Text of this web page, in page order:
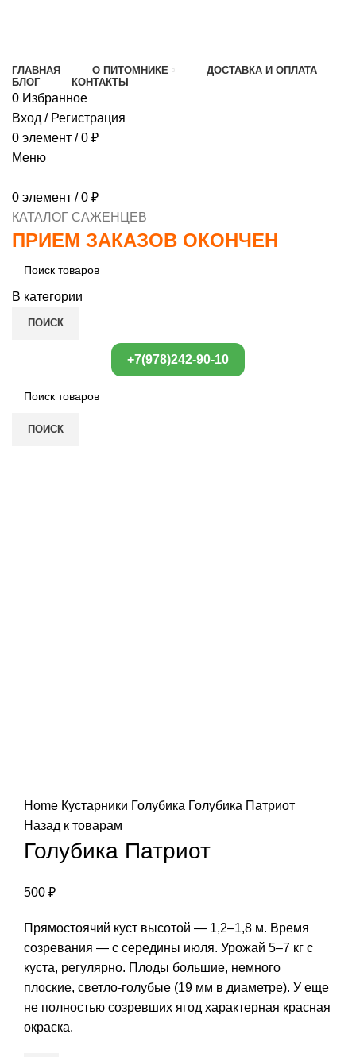
ГЛАВНАЯ О ПИТОМНИКЕ
ДОСТАВКА И ОПЛАТА
БЛОГ
КОНТАКТЫ
0 Избранное
Вход / Регистрация
0 элемент / 0 ₽
Меню
0 элемент / 0 ₽
КАТАЛОГ САЖЕНЦЕВ
ПРИЕМ ЗАКАЗОВ ОКОНЧЕН
В категории
ПОИСК
+7(978)242-90-10
ПОИСК
Home Кустарники Голубика Голубика Патриот
Назад к товарам
Голубика Патриот
500 ₽
Прямостоячий куст высотой — 1,2–1,8 м. Время
созревания — с середины июля. Урожай 5–7 кг с
куста, регулярно. Плоды большие, немного
плоские, светло-голубые (19 мм в диаметре). У еще
не полностью созревших ягод характерная красная
окраска.